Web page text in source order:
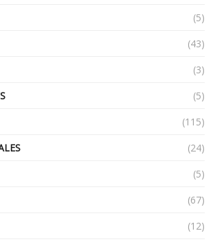
(5)
(43)
(3)
(5)
(115)
(24)
(5)
(67)
(12)